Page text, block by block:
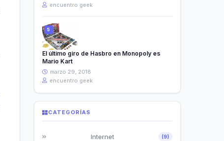
encuentro geek
El último giro de Hasbro en Monopoly es
Mario Kart
marzo 29, 2018
encuentro geek
CATEGORÍAS
Internet (9)